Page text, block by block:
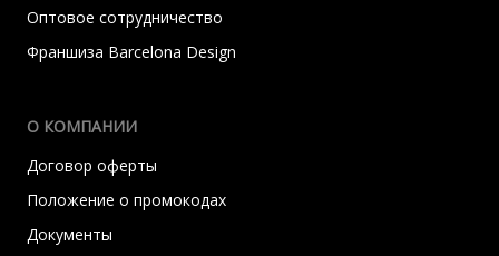
Оптовое сотрудничество
Франшиза Barcelona Design
О КОМПАНИИ
Договор оферты
Положение о промокодах
Документы